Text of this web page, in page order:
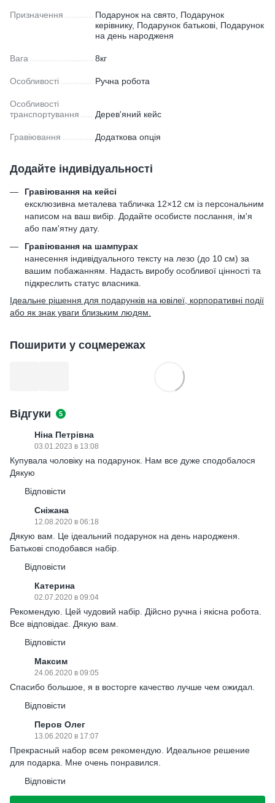
Призначення
Подарунок на свято, Подарунок
керівнику, Подарунок батькові, Подарунок
на день народженя
Вага 8кг
Особливості Ручна робота
Особливості
транспортування
Дерев'яний кейс
Гравіювання Додаткова опція
Додайте індивідуальності
Гравіювання на кейсі
ексклюзивна металева табличка 12×12 см із персональним
написом на ваш вибір. Додайте особисте послання, ім'я
або пам'ятну дату.
Гравіювання на шампурах
нанесення індивідуального тексту на лезо (до 10 см) за
вашим побажанням. Надасть виробу особливої цінності та
підкреслить статус власника.
Ідеальне рішення для подарунків на ювілеї, корпоративні події
або як знак уваги близьким людям.
Поширити у соцмережах
Відгуки 5
Ніна Петрівна
03.01.2023 в 13:08
Купувала чоловіку на подарунок. Нам все дуже сподобалося
Дякую
Відповісти
Сніжана
12.08.2020 в 06:18
Дякую вам. Це ідеальний подарунок на день народженя.
Батькові сподобався набір.
Відповісти
Катерина
02.07.2020 в 09:04
Рекомендую. Цей чудовий набір. Дійсно ручна і якісна робота.
Все відповідає. Дякую вам.
Відповісти
Максим
24.06.2020 в 09:05
Спасибо большое, я в восторге качество лучше чем ожидал.
Відповісти
Перов Олег
13.06.2020 в 17:07
Прекрасный набор всем рекомендую. Идеальное решение
для подарка. Мне очень понравился.
Відповісти